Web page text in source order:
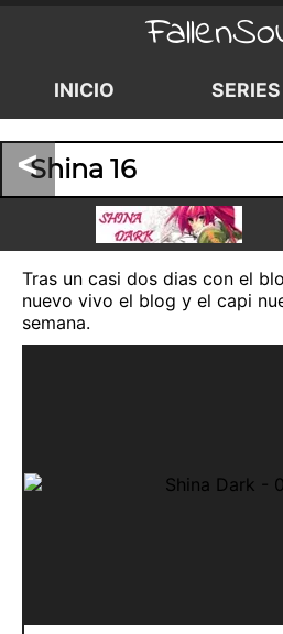
INICIO SERIES
<Shina 16
Tras un casi dos dias con el
nuevo vivo el blog y el capi
semana.